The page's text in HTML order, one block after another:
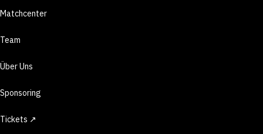
Matchcenter
Team
Über Uns
Sponsoring
Tickets ↗